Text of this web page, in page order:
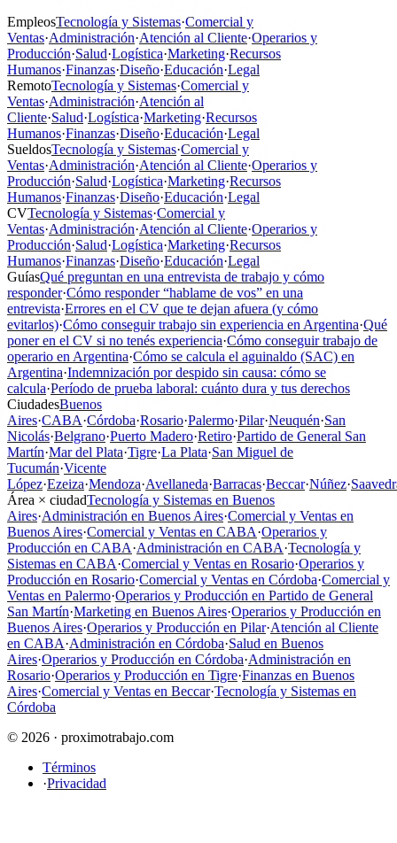
EmpleosTecnología y Sistemas·Comercial y
Ventas·Administración·Atención al Cliente·Operarios y
Producción·Salud·Logística·Marketing·Recursos
Humanos·Finanzas·Diseño·Educación·Legal
RemotoTecnología y Sistemas·Comercial y
Ventas·Administración·Atención al
Cliente·Salud·Logística·Marketing·Recursos
Humanos·Finanzas·Diseño·Educación·Legal
SueldosTecnología y Sistemas·Comercial y
Ventas·Administración·Atención al Cliente·Operarios y
Producción·Salud·Logística·Marketing·Recursos
Humanos·Finanzas·Diseño·Educación·Legal
CVTecnología y Sistemas·Comercial y
Ventas·Administración·Atención al Cliente·Operarios y
Producción·Salud·Logística·Marketing·Recursos
Humanos·Finanzas·Diseño·Educación·Legal
GuíasQué preguntan en una entrevista de trabajo y cómo
responder·Cómo responder “hablame de vos” en una
entrevista·Errores en el CV que te dejan afuera (y cómo
evitarlos)·Cómo conseguir trabajo sin experiencia en Argentina·Qué
poner en el CV si no tenés experiencia·Cómo conseguir trabajo de
operario en Argentina·Cómo se calcula el aguinaldo (SAC) en
Argentina·Indemnización por despido sin causa: cómo se
calcula·Período de prueba laboral: cuánto dura y tus derechos
CiudadesBuenos
Aires·CABA·Córdoba·Rosario·Palermo·Pilar·Neuquén·San
Nicolás·Belgrano·Puerto Madero·Retiro·Partido de General San
Martín·Mar del Plata·Tigre·La Plata·San Miguel de
Tucumán·Vicente
López·Ezeiza·Mendoza·Avellaneda·Barracas·Beccar·Núñez·
Área × ciudadTecnología y Sistemas en Buenos
Aires·Administración en Buenos Aires·Comercial y Ventas en
Buenos Aires·Comercial y Ventas en CABA·Operarios y
Producción en CABA·Administración en CABA·Tecnología y
Sistemas en CABA·Comercial y Ventas en Rosario·Operarios y
Producción en Rosario·Comercial y Ventas en Córdoba·Comercial y
Ventas en Palermo·Operarios y Producción en Partido de General
San Martín·Marketing en Buenos Aires·Operarios y Producción en
Buenos Aires·Operarios y Producción en Pilar·Atención al Cliente
en CABA·Administración en Córdoba·Salud en Buenos
Aires·Operarios y Producción en Córdoba·Administración en
Rosario·Operarios y Producción en Tigre·Finanzas en Buenos
Aires·Comercial y Ventas en Beccar·Tecnología y Sistemas en
Córdoba
© 2026 · proximotrabajo.com
Términos
·Privacidad